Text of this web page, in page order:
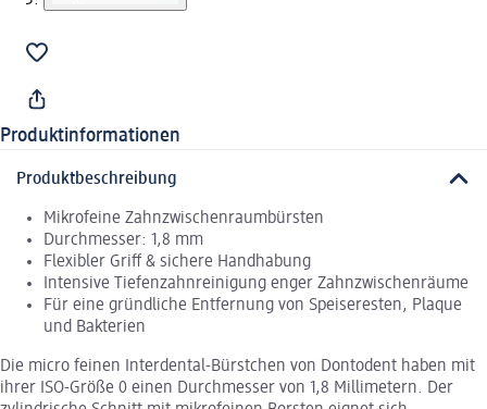
Produktinformationen
Produktbeschreibung
Mikrofeine Zahnzwischenraumbürsten
Durchmesser: 1,8 mm
Flexibler Griff & sichere Handhabung
Intensive Tiefenzahnreinigung enger Zahnzwischenräume
Für eine gründliche Entfernung von Speiseresten, Plaque
und Bakterien
Die micro feinen Interdental-Bürstchen von Dontodent haben mit
ihrer ISO-Größe 0 einen Durchmesser von 1,8 Millimetern. Der